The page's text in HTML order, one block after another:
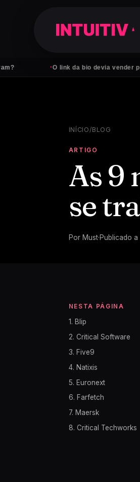
O link da bio devia vender por ti
INÍCIO/BLOG
ARTIGO
As 9
se
Por Must·Publicado a
NESTA PÁGINA
1. Blip
2. Critical Software
3. Five9
4. Natixis
5. Euronext
6. Farfetch
7. Maersk
8. Critical Techworks